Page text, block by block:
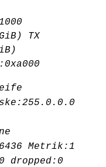
TX
Metrik:1
dropped:0